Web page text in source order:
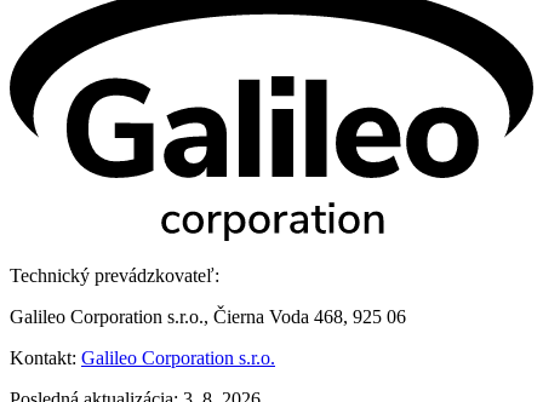
Technický prevádzkovateľ:
Galileo Corporation s.r.o., Čierna Voda 468, 925 06
Kontakt: Galileo Corporation s.r.o.